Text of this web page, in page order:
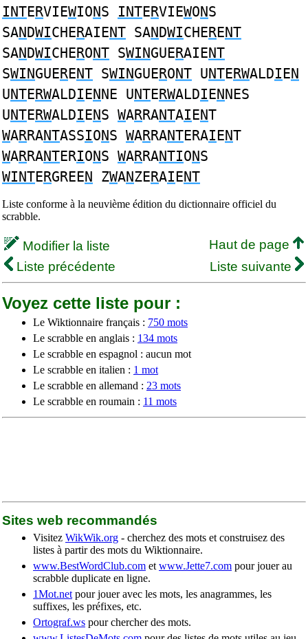
INTERVIEWIONS INTERVIEWONS
SANDWICHERAIENT SANDWICHERENT
SANDWICHERONT SWINGUERAIENT
SWINGUERENT SWINGUERONT UNTERWALDIEN
UNTERWALDIENNE UNTERWALDIENNES
UNTERWALDIENS WARRANTAIENT
WARRANTASSIONS WARRANTERAIENT
WARRANTERIONS WARRANTIONS
WINTERGREEN ZWANZERAIENT
Liste conforme à la neuvième édition du dictionnaire officiel du
scrabble.
Modifier la liste
Haut de page
Liste précédente
Liste suivante
Voyez cette liste pour :
Le Wiktionnaire français : 750 mots
Le scrabble en anglais : 134 mots
Le scrabble en espagnol : aucun mot
Le scrabble en italien : 1 mot
Le scrabble en allemand : 23 mots
Le scrabble en roumain : 11 mots
Sites web recommandés
Visitez WikWik.org - cherchez des mots et construisez des
listes à partir des mots du Wiktionnaire.
www.BestWordClub.com et www.Jette7.com pour jouer au
scrabble duplicate en ligne.
1Mot.net pour jouer avec les mots, les anagrammes, les
suffixes, les préfixes, etc.
Ortograf.ws pour chercher des mots.